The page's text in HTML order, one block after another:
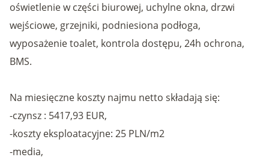
oświetlenie w części biurowej, uchylne okna, drzwi
wejściowe, grzejniki, podniesiona podłoga,
wyposażenie toalet, kontrola dostępu, 24h ochrona,
BMS.
Na miesięczne koszty najmu netto składają się:
-czynsz : 5417,93 EUR,
-koszty eksploatacyjne: 25 PLN/m2
-media,